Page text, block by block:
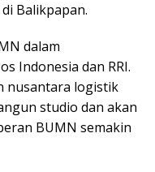
Balikpapan.
dalam
Indonesia dan RRI.
nusantara logistik
studio dan akan
BUMN semakin